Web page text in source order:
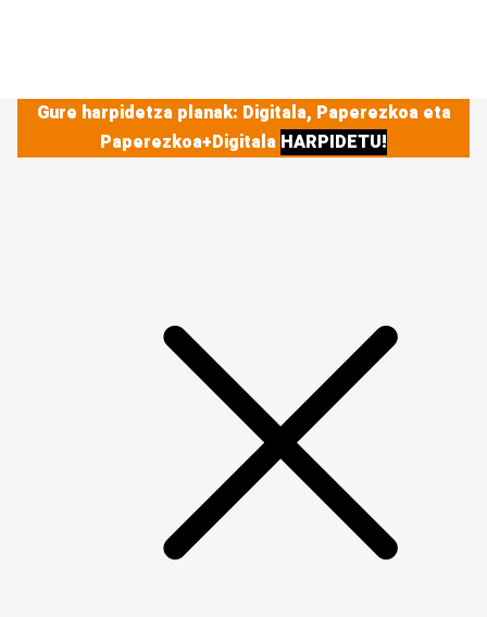
Gure harpidetza planak: Digitala, Paperezkoa eta
Paperezkoa+Digitala HARPIDETU!